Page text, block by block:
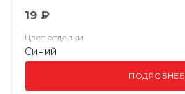
19 ₽
Цвет отделки
Синий
ПОДРОБНЕЕ